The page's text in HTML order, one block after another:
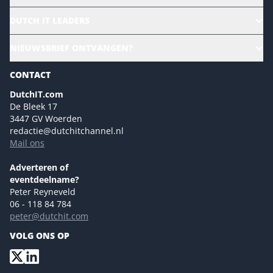
Sustainability | Green IT
Marketing- en contentmogelijkheden 2026
Events- en sponsormogelijkheden 2026
Ons team
Colofon
Tip de redactie
Versturen
CONTACT
DutchIT.com
De Bleek 17
3447 GV Woerden
redactie@dutchitchannel.nl
Mail ons
Adverteren of
eventdeelname?
Peter Reyneveld
06 - 118 84 784
peter@dutchit.com
VOLG ONS OP